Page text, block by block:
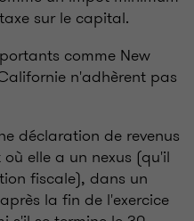
sur le capital.
comme New
n'adhèrent pas
déclaration de revenus
elle a un nexus (qu'il
fiscale), dans un
la fin de l'exercice